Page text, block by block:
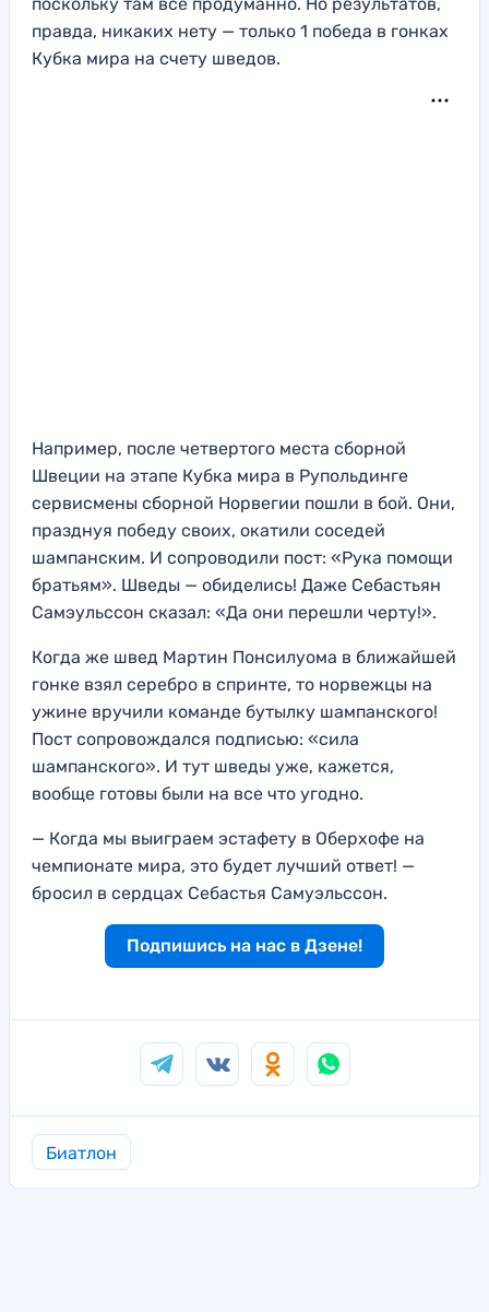
поскольку там все продуманно. Но результатов,
правда, никаких нету — только 1 победа в гонках
Кубка мира на счету шведов.
Например, после четвертого места сборной
Швеции на этапе Кубка мира в Рупольдинге
сервисмены сборной Норвегии пошли в бой. Они,
празднуя победу своих, окатили соседей
шампанским. И сопроводили пост: «Рука помощи
братьям». Шведы — обиделись! Даже Себастьян
Самэульссон сказал: «Да они перешли черту!».
Когда же швед Мартин Понсилуома в ближайшей
гонке взял серебро в спринте, то норвежцы на
ужине вручили команде бутылку шампанского!
Пост сопровождался подписью: «сила
шампанского». И тут шведы уже, кажется,
вообще готовы были на все что угодно.
— Когда мы выиграем эстафету в Оберхофе на
чемпионате мира, это будет лучший ответ! —
бросил в сердцах Себастья Самуэльссон.
Подпишись на нас в Дзене!
Биатлон